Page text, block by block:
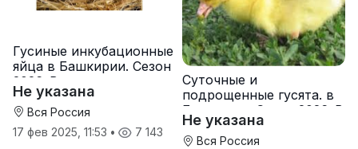
Гусиные инкубационные
яйца в Башкирии. Сезон
2026. В наличии
Не указана
Вся Россия
17 фев 2025, 11:53 • 7 143
Суточные и
подрощенные гусята. в
Башкирии. Сезон 2026. В
наличии
Не указана
Вся Россия